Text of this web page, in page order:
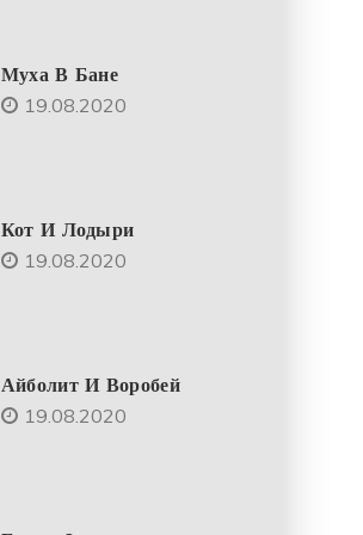
Муха В Бане
19.08.2020
Кот И Лодыри
19.08.2020
Айболит И Воробей
19.08.2020